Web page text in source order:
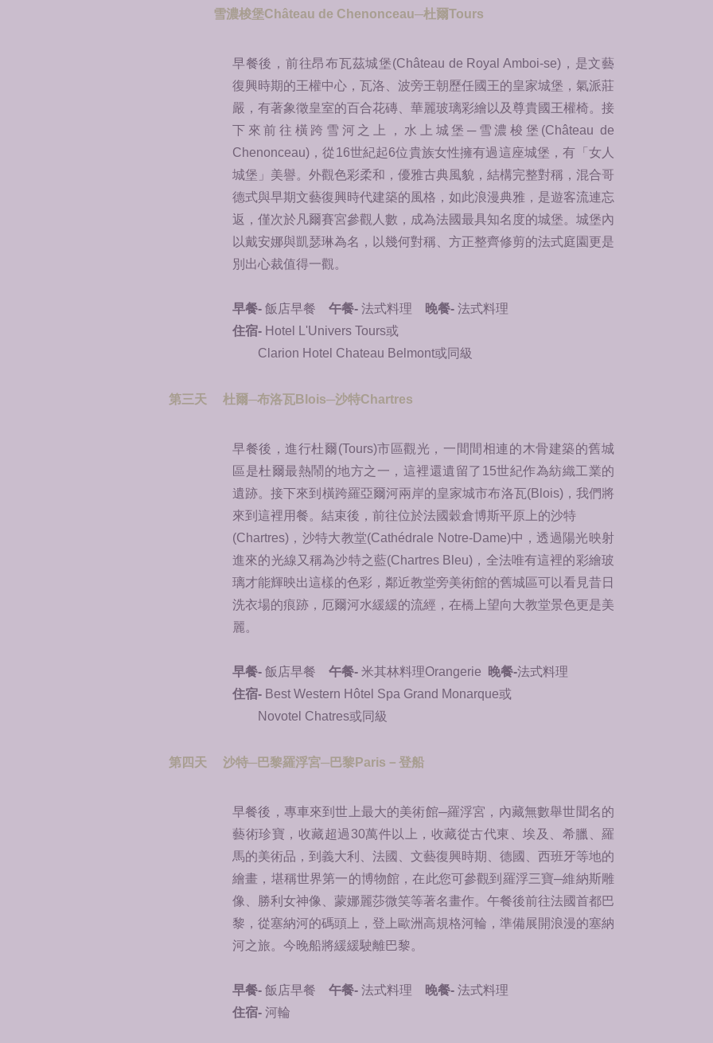
雪濃梭堡Château de Chenonceau─杜爾Tours
早餐後，前往昂布瓦茲城堡(Château de Royal Amboi-se)，是文藝
復興時期的王權中心，瓦洛、波旁王朝歷任國王的皇家城堡，氣派莊
嚴，有著象徵皇室的百合花磚、華麗玻璃彩繪以及尊貴國王權椅。接
下來前往橫跨雪河之上，水上城堡─雪濃梭堡(Château de
Chenonceau)，從16世紀起6位貴族女性擁有過這座城堡，有「女人
城堡」美譽。外觀色彩柔和，優雅古典風貌，結構完整對稱，混合哥
德式與早期文藝復興時代建築的風格，如此浪漫典雅，是遊客流連忘
返，僅次於凡爾賽宮參觀人數，成為法國最具知名度的城堡。城堡內
以戴安娜與凱瑟琳為名，以幾何對稱、方正整齊修剪的法式庭園更是
別出心裁值得一觀。
早餐- 飯店早餐 午餐- 法式料理 晚餐- 法式料理
住宿- Hotel L'Univers Tours或
Clarion Hotel Chateau Belmont或同級
第三天 杜爾─布洛瓦Blois─沙特Chartres
早餐後，進行杜爾(Tours)市區觀光，一間間相連的木骨建築的舊城
區是杜爾最熱鬧的地方之一，這裡還遺留了15世紀作為紡織工業的
遺跡。接下來到橫跨羅亞爾河兩岸的皇家城市布洛瓦(Blois)，我們將
來到這裡用餐。結束後，前往位於法國穀倉博斯平原上的沙特
(Chartres)，沙特大教堂(Cathédrale Notre-Dame)中，透過陽光映射
進來的光線又稱為沙特之藍(Chartres Bleu)，全法唯有這裡的彩繪玻
璃才能輝映出這樣的色彩，鄰近教堂旁美術館的舊城區可以看見昔日
洗衣場的痕跡，厄爾河水緩緩的流經，在橋上望向大教堂景色更是美
麗。
早餐- 飯店早餐 午餐- 米其林料理Orangerie 晚餐-法式料理
住宿- Best Western Hôtel Spa Grand Monarque或
Novotel Chatres或同級
第四天 沙特─巴黎羅浮宮─巴黎Paris－登船
早餐後，專車來到世上最大的美術館─羅浮宮，內藏無數舉世聞名的
藝術珍寶，收藏超過30萬件以上，收藏從古代東、埃及、希臘、羅
馬的美術品，到義大利、法國、文藝復興時期、德國、西班牙等地的
繪畫，堪稱世界第一的博物館，在此您可參觀到羅浮三寶─維納斯雕
像、勝利女神像、蒙娜麗莎微笑等著名畫作。午餐後前往法國首都巴
黎，從塞納河的碼頭上，登上歐洲高規格河輪，準備展開浪漫的塞納
河之旅。今晚船將緩緩駛離巴黎。
早餐- 飯店早餐 午餐- 法式料理 晚餐- 法式料理
住宿- 河輪